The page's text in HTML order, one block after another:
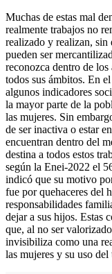
Muchas de estas mal
realmente trabajos no
realizado y realizan, sin
pueden ser
reconozca dentro de
todos sus ámbitos. En
algunos indicadores
la mayor parte de la
las mujeres. Sin
de ser inactiva o estar
encuentran dentro del
destina a todos estos
según la Enei-2022 el
indicó que su motivo
fue por quehaceres del
responsabilidades
dejar a sus hijos. Estas
que, al no ser
invisibiliza como una
las mujeres y su uso del